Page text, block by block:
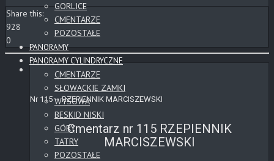
GORLICE
CMENTARZE
POZOSTAŁE
PANORAMY
PANORAMY CYLINDRYCZNE
CMENTARZE
SŁOWACKIE ZAMKI
WYSOWA
BESKID NISKI
GÓRY
TATRY
POZOSTAŁE
Share this:
928
0
Nr 115 – RZEPIENNIK MARCISZEWSKI
Cmentarz nr 115 RZEPIENNIK
MARCISZEWSKI